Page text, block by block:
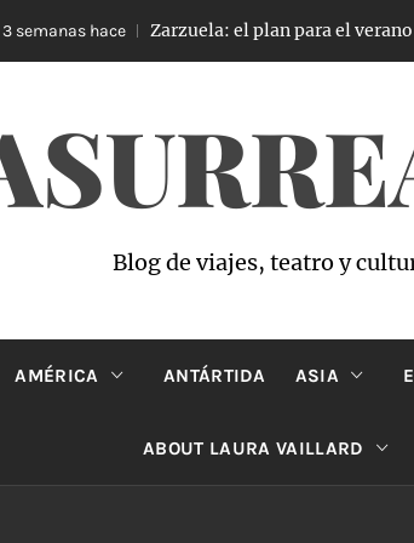
hace Zarzuela: el plan para el verano
Blog de viajes, teatro y
AMÉRICA ANTÁRTIDA ASIA
ABOUT LAURA VAILLARD